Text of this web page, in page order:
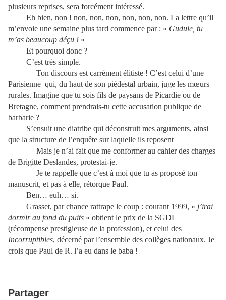
plusieurs reprises, sera forcément intéressé.
Eh bien, non ! non, non, non, non, non, non. La lettre qu’il
m’envoie une semaine plus tard commence par : « Gudule, tu
m’as beaucoup déçu ! »
Et pourquoi donc ?
C’est très simple.
— Ton discours est carrément élitiste ! C’est celui d’une
Parisienne qui, du haut de son piédestal urbain, juge les mœurs
rurales. Imagine que tu sois fils de paysans de Picardie ou de
Bretagne, comment prendrais-tu cette accusation publique de
barbarie ?
S’ensuit une diatribe qui déconstruit mes arguments, ainsi
que la structure de l’enquête sur laquelle ils reposent
— Mais je n’ai fait que me conformer au cahier des charges
de Brigitte Deslandes, protestai-je.
— Je te rappelle que c’est à moi que tu as proposé ton
manuscrit, et pas à elle, rétorque Paul.
Ben… euh… si.
Grasset, par chance rattrape le coup : courant 1999, « j’irai
dormir au fond du puits » obtient le prix de la SGDL
(récompense prestigieuse de la profession), et celui des
Incorruptibles, décerné par l’ensemble des collèges nationaux. Je
crois que Paul de R. l’a eu dans le baba !
Partager